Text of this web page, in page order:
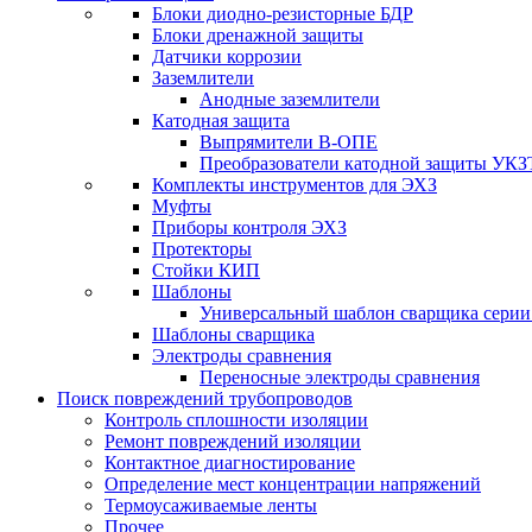
Блоки диодно-резисторные БДР
Блоки дренажной защиты
Датчики коррозии
Заземлители
Анодные заземлители
Катодная защита
Выпрямители В-ОПЕ
Преобразователи катодной защиты
Комплекты инструментов для ЭХЗ
Муфты
Приборы контроля ЭХЗ
Протекторы
Стойки КИП
Шаблоны
Универсальный шаблон сварщика
Шаблоны сварщика
Электроды сравнения
Переносные электроды сравнения
Поиск повреждений трубопроводов
Контроль сплошности изоляции
Ремонт повреждений изоляции
Контактное диагностирование
Определение мест концентрации напряжений
Термоусаживаемые ленты
Прочее